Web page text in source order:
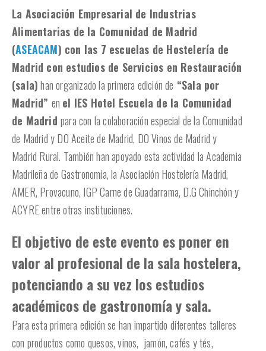
La Asociación Empresarial de Industrias
Alimentarias de la Comunidad de Madrid
(ASEACAM) con las 7 escuelas de Hostelería de
Madrid con estudios de Servicios en Restauración
(sala)han organizado la primera edición de “Sala por
Madrid” en el IES Hotel Escuela de la Comunidad
de Madrid para con la colaboración especial de la Comunidad
de Madrid y DO Aceite de Madrid, DO Vinos de Madrid y
Madrid Rural. También han apoyado esta actividad la Academia
Madrileña de Gastronomía, la Asociación Hostelería Madrid,
AMER, Provacuno, IGP Carne de Guadarrama, D.G Chinchón y
ACYRE entre otras instituciones.
El objetivo de este evento es poner en
valor al profesional de la sala hostelera,
potenciando a su vez los estudios
académicos de gastronomía y sala.
Para esta primera edición se han impartido diferentes talleres
con productos como quesos, vinos, jamón, cafés y tés,